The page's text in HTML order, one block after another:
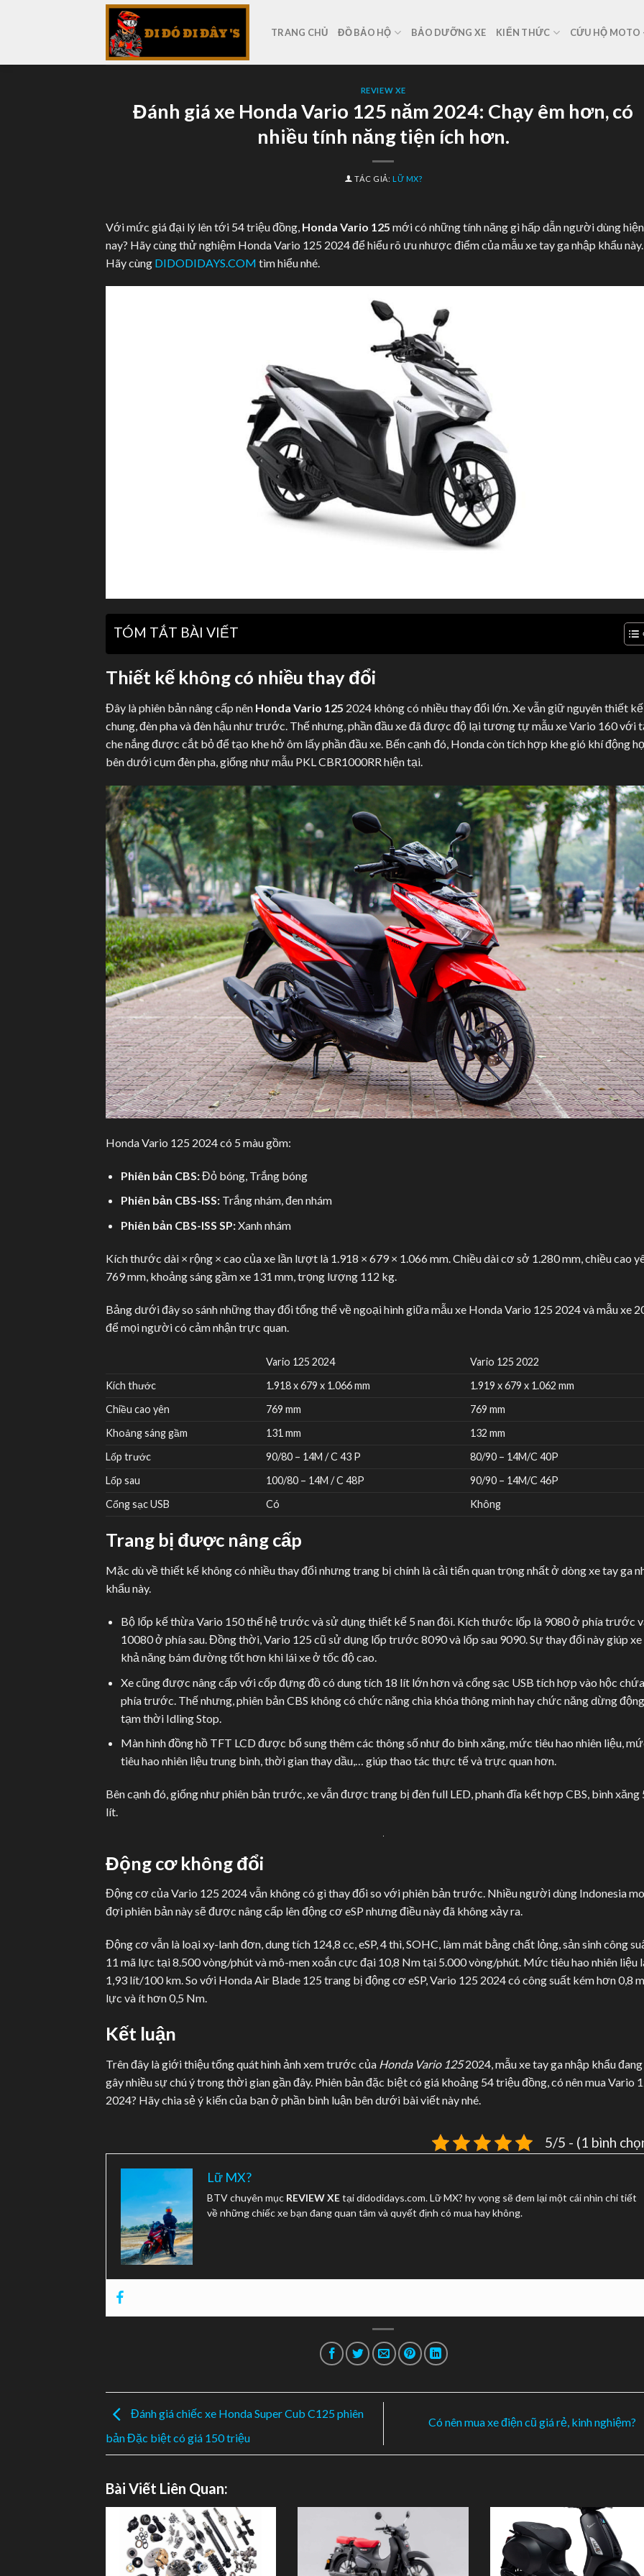
TRANG CHỦ ĐỒ BẢO HỘ BẢO DƯỠNG XE KIẾN THỨC CỨU HỘ MOTO
REVIEW XE
Đánh giá xe Honda Vario 125 năm 2024: Chạy êm hơn, có
nhiều tính năng tiện ích hơn.
TÁC GIẢ:LỮ MX?
Với mức giá đại lý lên tới 54 triệu đồng, Honda Vario 125 mới có những tính năng gì hấp dẫn người dùng hiện
nay? Hãy cùng thử nghiệm Honda Vario 125 2024 để hiểu rõ ưu nhược điểm của mẫu xe tay ga nhập khẩu này.
Hãy cùng DIDODIDAYS.COM tìm hiểu nhé.
TÓM TẮT BÀI VIẾT
Thiết kế không có nhiều thay đổi
Đây là phiên bản nâng cấp nên Honda Vario 125 2024 không có nhiều thay đổi lớn. Xe vẫn giữ nguyên thiết kế
chung, đèn pha và đèn hậu như trước. Thế nhưng, phần đầu xe đã được độ lại tương tự mẫu xe Vario 160 với
che nắng được cắt bỏ để tạo khe hở ôm lấy phần đầu xe. Bến cạnh đó, Honda còn tích hợp khe gió khí động
bên dưới cụm đèn pha, giống như mẫu PKL CBR1000RR hiện tại.
Honda Vario 125 2024 có 5 màu gồm:
Phiên bản CBS:Đỏ bóng, Trắng bóng
Phiên bản CBS-ISS:Trắng nhám, đen nhám
Phiên bản CBS-ISS SP:Xanh nhám
Kích thước dài × rộng × cao của xe lần lượt là 1.918 × 679 × 1.066 mm. Chiều dài cơ sở 1.280 mm, chiều cao
769 mm, khoảng sáng gầm xe 131 mm, trọng lượng 112 kg.
Bảng dưới đây so sánh những thay đổi tổng thể về ngoại hình giữa mẫu xe Honda Vario 125 2024 và mẫu xe
để mọi người có cảm nhận trực quan.
Vario 125 2024
Vario 125 2022
Kích thước
1.918 x 679 x 1.066 mm
1.919 x 679 x 1.062 mm
Chiều cao yên
769 mm
769 mm
Khoảng sáng gầm
131 mm
132 mm
Lốp trước
90/80 – 14M / C 43 P
80/90 – 14M/C 40P
Lốp sau
100/80 – 14M / C 48P
90/90 – 14M/C 46P
Cổng sạc USB
Có Không
Trang bị được nâng cấp
Mặc dù về thiết kế không có nhiều thay đổi nhưng trang bị chính là cải tiến quan trọng nhất ở dòng xe tay ga
khẩu này.
Bộ lốp kế thừa Vario 150 thế hệ trước và sử dụng thiết kế 5 nan đôi. Kích thước lốp là 9080 ở phía trước
10080 ở phía sau. Đồng thời, Vario 125 cũ sử dụng lốp trước 8090 và lốp sau 9090. Sự thay đổi này giúp xe
khả năng bám đường tốt hơn khi lái xe ở tốc độ cao.
Xe cũng được nâng cấp với cốp đựng đồ có dung tích 18 lít lớn hơn và cổng sạc USB tích hợp vào hộc
phía trước. Thế nhưng, phiên bản CBS không có chức năng chìa khóa thông minh hay chức năng dừng
tạm thời Idling Stop.
Màn hình đồng hồ TFT LCD được bổ sung thêm các thông số như đo bình xăng, mức tiêu hao nhiên liệu,
tiêu hao nhiên liệu trung bình, thời gian thay dầu,… giúp thao tác thực tế và trực quan hơn.
Bên cạnh đó, giống như phiên bản trước, xe vẫn được trang bị đèn full LED, phanh đĩa kết hợp CBS, bình xăng
lít.
Động cơ không đổi
đợi phiên bản này sẽ được nâng cấp lên động cơ eSP nhưng điều này đã không xảy ra.
Động cơ vẫn là loại xy-lanh đơn, dung tích 124,8 cc, eSP, 4 thì, SOHC, làm mát bằng chất lỏng, sản sinh công
1,93 lít/100 km. So với Honda Air Blade 125 trang bị động cơ eSP, Vario 125 2024 có công suất kém hơn 0,8
lực và ít hơn 0,5 Nm.
Kết luận
Trên đây là giới thiệu tổng quát hình ảnh xem trước của
gây nhiều sự chú ý trong thời gian gần đây. Phiên bản đặc biệt có giá khoảng 54 triệu đồng, có nên mua Vario
2024? Hãy chia sẻ ý kiến ​​của bạn ở phần bình luận bên dưới bài viết này nhé.
5/5 - (1 bình